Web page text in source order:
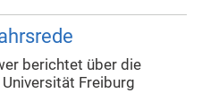
berichtet über die
Freiburg